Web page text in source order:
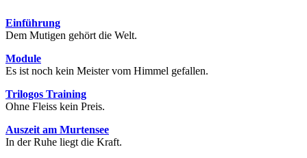
Einführung
Dem Mutigen gehört die Welt.
Module
Es ist noch kein Meister vom Himmel gefallen.
Trilogos Training
Ohne Fleiss kein Preis.
Auszeit am Murtensee
In der Ruhe liegt die Kraft.